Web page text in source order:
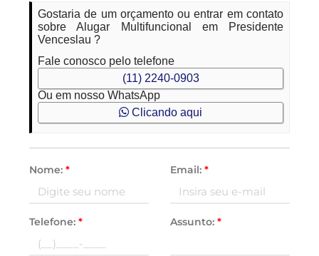
Gostaria de um orçamento ou entrar em contato
sobre Alugar Multifuncional em Presidente
Venceslau ?
Fale conosco pelo telefone
(11) 2240-0903
Ou em nosso WhatsApp
Clicando aqui
Nome:* Email: *
Telefone:* Assunto: *